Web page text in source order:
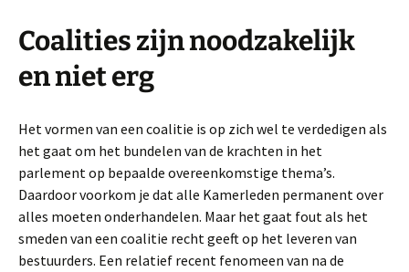
Coalities zijn noodzakelijk
en niet erg
Het vormen van een coalitie is op zich wel te verdedigen als
het gaat om het bundelen van de krachten in het
parlement op bepaalde overeenkomstige thema’s.
Daardoor voorkom je dat alle Kamerleden permanent over
alles moeten onderhandelen. Maar het gaat fout als het
smeden van een coalitie recht geeft op het leveren van
bestuurders. Een relatief recent fenomeen van na de